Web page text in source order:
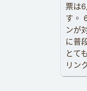
票は
す。
ンが
に普
とて
リン